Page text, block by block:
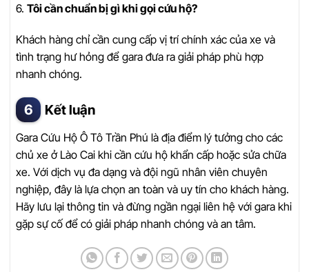
6. Tôi cần chuẩn bị gì khi gọi cứu hộ?
Khách hàng chỉ cần cung cấp vị trí chính xác của xe và
tình trạng hư hỏng để gara đưa ra giải pháp phù hợp
nhanh chóng.
Kết luận
Gara Cứu Hộ Ô Tô Trần Phú là địa điểm lý tưởng cho các
chủ xe ở Lào Cai khi cần cứu hộ khẩn cấp hoặc sửa chữa
xe. Với dịch vụ đa dạng và đội ngũ nhân viên chuyên
nghiệp, đây là lựa chọn an toàn và uy tín cho khách hàng.
Hãy lưu lại thông tin và đừng ngần ngại liên hệ với gara khi
gặp sự cố để có giải pháp nhanh chóng và an tâm.